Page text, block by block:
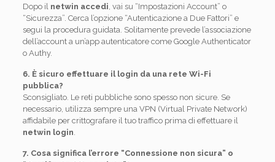
Dopo il netwin accedi, vai su “Impostazioni Account” o
“Sicurezza”. Cerca l’opzione “Autenticazione a Due Fattori” e
segui la procedura guidata. Solitamente prevede l’associazione
dell’account a un’app autenticatore come Google Authenticator
o Authy.
6. È sicuro effettuare il login da una rete Wi-Fi
pubblica?
Sconsigliato. Le reti pubbliche sono spesso non sicure. Se
necessario, utilizza sempre una VPN (Virtual Private Network)
affidabile per crittografare il tuo traffico prima di effettuare il
netwin login.
7. Cosa significa l’errore “Connessione non sicura” o